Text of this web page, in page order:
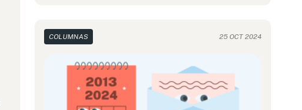
COLUMNAS 25 OCT 2024